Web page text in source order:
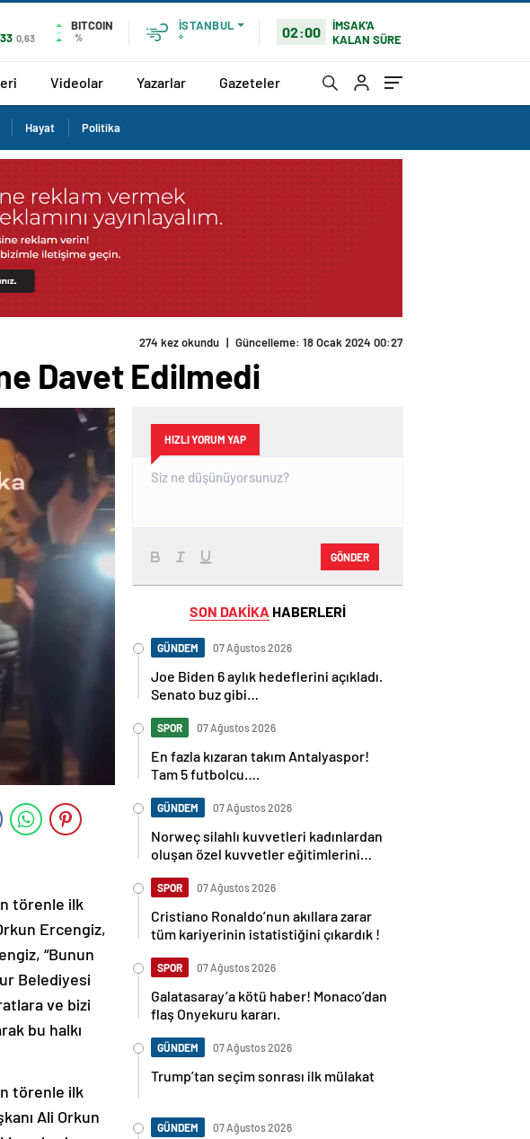
0,63
BITCOIN
%
İSTANBUL
°
02:00
İMSAK'A
KALAN SÜRE
Videolar Yazarlar Gazeteler
Hayat Politika
274 kez okundu | Güncelleme: 18 Ocak 2024 00:27
Davet Edilmedi
törenle ilk
Ercengiz,
“Bunun
Belediyesi
ve bizi
bu halkı
törenle ilk
Ali Orkun
HIZLI YORUM YAP
GÖNDER
SON DAKİKA HABERLERİ
GÜNDEM 07 Ağustos 2026
Joe Biden 6 aylık hedeflerini açıkladı.
Senato buz gibi…
SPOR 07 Ağustos 2026
En fazla kızaran takım Antalyaspor!
Tam 5 futbolcu….
GÜNDEM 07 Ağustos 2026
Norweç silahlı kuvvetleri kadınlardan
oluşan özel kuvvetler eğitimlerini
SPOR 07 Ağustos 2026
Cristiano Ronaldo’nun akıllara zarar
tüm kariyerinin istatistiğini çıkardık !
SPOR 07 Ağustos 2026
Galatasaray’a kötü haber! Monaco’dan
flaş Onyekuru kararı.
GÜNDEM 07 Ağustos 2026
Trump’tan seçim sonrası ilk mülakat
GÜNDEM 07 Ağustos 2026